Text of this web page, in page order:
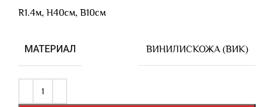
R1.4м, Н40см, В10см
МАТЕРИАЛ ВИНИЛИСКОЖА (ВИК)